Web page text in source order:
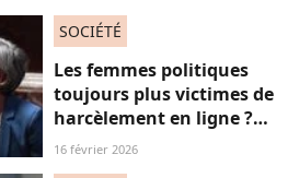
absolument jubilatoire
SOCIÉTÉ
Les femmes politiques
toujours plus victimes de
harcèlement en ligne ?
Une étude interroge ce
16 février 2026